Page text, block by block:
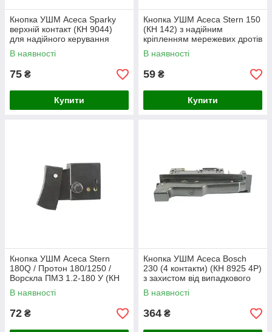
Кнопка УШМ Асеса Sparky
верхній контакт (КН 9044)
для надійного керування
шліфувальними машинами
В наявності
75 ₴
Купити
Кнопка УШМ Асеса Stern 150
(КН 142) з надійним
кріпленням мережевих дротів
гвинтами
В наявності
59 ₴
Купити
Кнопка УШМ Асеса Stern
180Q / Протон 180/1250 /
Ворскла ПМЗ 1.2-180 У (КН
9039 (014)) з фіксатором
В наявності
72 ₴
Кнопка УШМ Асеса Bosch
230 (4 контакти) (КН 8925 4Р)
з захистом від випадкового
пуску, плавний старт
В наявності
364 ₴